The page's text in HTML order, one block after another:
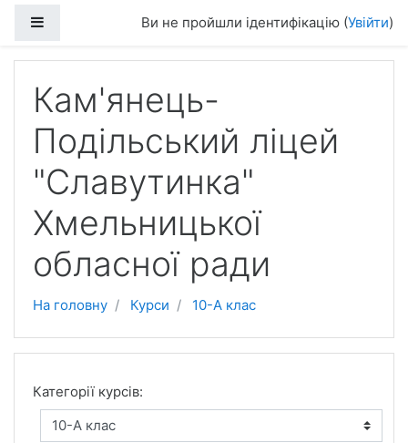
Ви не пройшли ідентифікацію (Увійти)
Кам'янець-
Подільський ліцей
"Славутинка"
Хмельницької
обласної ради
На головну Курси 10-А клас
Категорії курсів: